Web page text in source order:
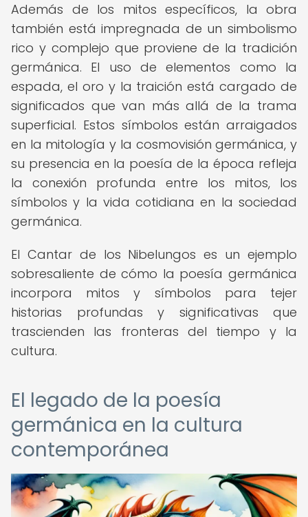
Además de los mitos específicos, la obra
también está impregnada de un simbolismo
rico y complejo que proviene de la tradición
germánica. El uso de elementos como la
espada, el oro y la traición está cargado de
significados que van más allá de la trama
superficial. Estos símbolos están arraigados
en la mitología y la cosmovisión germánica, y
su presencia en la poesía de la época refleja
la conexión profunda entre los mitos, los
símbolos y la vida cotidiana en la sociedad
germánica.
El Cantar de los Nibelungos es un ejemplo
sobresaliente de cómo la poesía germánica
incorpora mitos y símbolos para tejer
historias profundas y significativas que
trascienden las fronteras del tiempo y la
cultura.
El legado de la poesía
germánica en la cultura
contemporánea